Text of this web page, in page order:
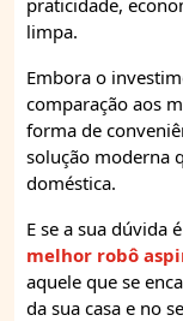
limpa.
Embora o
comparação aos
forma de
solução moderna
doméstica.
E se a sua dúvida
melhor robô
aquele que se
da sua casa e no